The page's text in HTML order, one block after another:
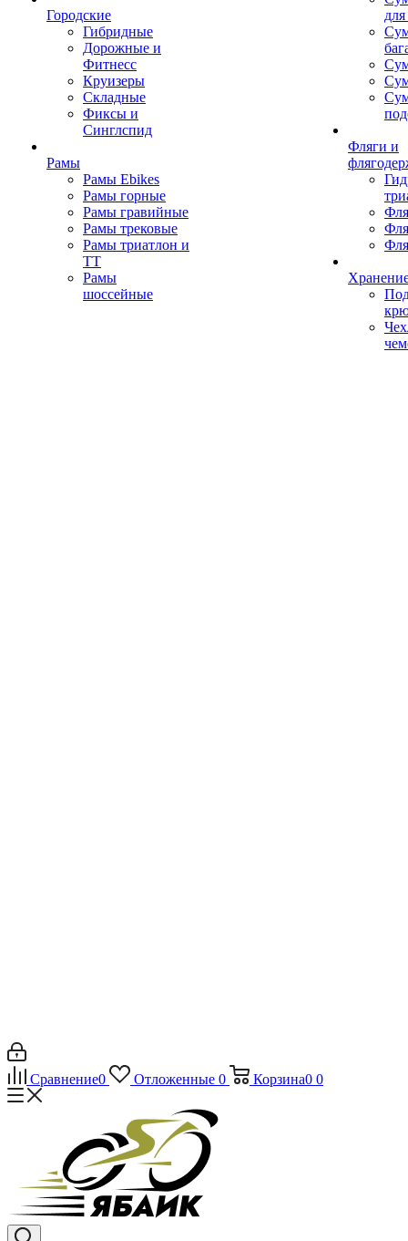
Городские
Гибридные
Дорожные и
Фитнесс
Круизеры
Складные
Фиксы и
Синглспид
Рамы
Рамы Ebikes
Рамы горные
Рамы гравийные
Рамы трековые
Рамы триатлон и
ТТ
Рамы
шоссейные
Фляги и
Сравнение0 Отложенные 0 Корзина0 0